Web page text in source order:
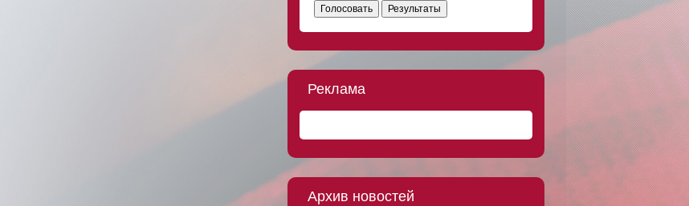
Голосовать Результаты
Реклама
Архив новостей